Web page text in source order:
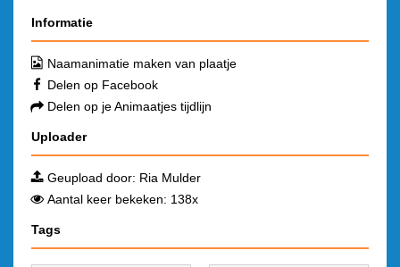
Informatie
Naamanimatie maken van plaatje
Delen op Facebook
Delen op je Animaatjes tijdlijn
Uploader
Geupload door: Ria Mulder
Aantal keer bekeken: 138x
Tags